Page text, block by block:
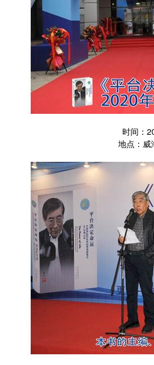
时间：
地点：威